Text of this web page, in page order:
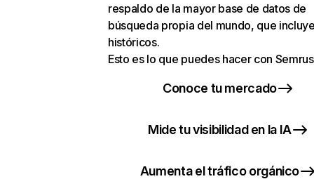
respaldo de la mayor base de datos de
búsqueda propia del mundo, que
históricos.
Esto es lo que puedes hacer con
Conoce tu mercado
Mide tu visibilidad en la IA
Aumenta el tráfico orgánico